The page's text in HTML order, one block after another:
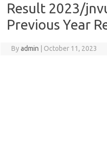
Result 2023/
Previous Year
Byadmin October 11, 2023